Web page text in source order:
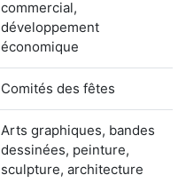
commercial,
développement
économique
Comités des fêtes
Arts graphiques, bandes
dessinées, peinture,
sculpture, architecture